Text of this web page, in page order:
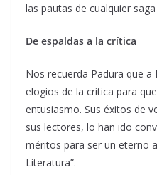
las pautas de cualquier
De espaldas a la crítica
Nos recuerda Padura que
elogios de la crítica para
entusiasmo. Sus éxitos de
sus lectores, lo han ido
méritos para ser un eterno
Literatura”.